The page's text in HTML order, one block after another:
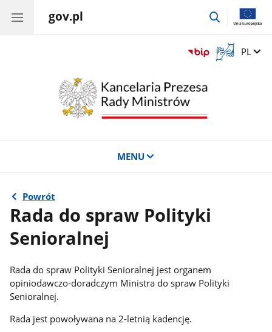
gov.pl
przejdź
Otwórz
okno
Zmień
PL
MENU
Powrót
Rada do spraw Polityki
Senioralnej
Rada do spraw Polityki Senioralnej jest organem
opiniodawczo-doradczym Ministra do spraw Polityki
Senioralnej.
Rada jest powoływana na 2-letnią kadencję.